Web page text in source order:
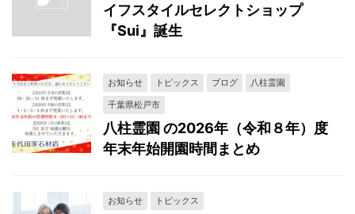
イフスタイルセレクトショップ
『Sui』誕生
お知らせ トピックス ブログ
八柱霊園
千葉県松戸市
八柱霊園 の2026年（令和８年）度
年末年始開園時間まとめ
お知らせ トピックス